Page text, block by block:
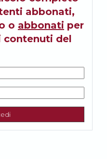
abbonati,
o abbonati per
contenuti del